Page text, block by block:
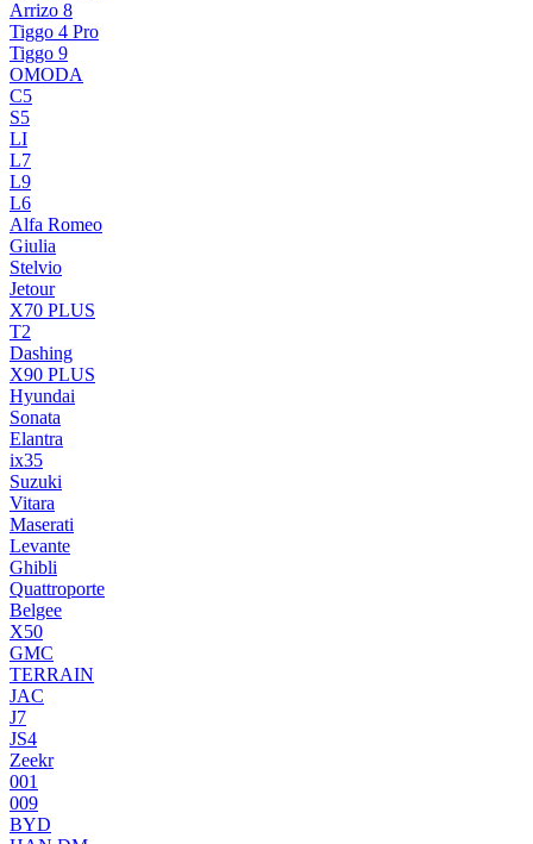
Arrizo 8
Tiggo 4 Pro
Tiggo 9
OMODA
C5
S5
LI
L7
L9
L6
Alfa Romeo
Giulia
Stelvio
Jetour
X70 PLUS
T2
Dashing
X90 PLUS
Hyundai
Sonata
Elantra
ix35
Suzuki
Vitara
Maserati
Levante
Ghibli
Quattroporte
Belgee
X50
GMC
TERRAIN
JAC
J7
JS4
Zeekr
001
009
BYD